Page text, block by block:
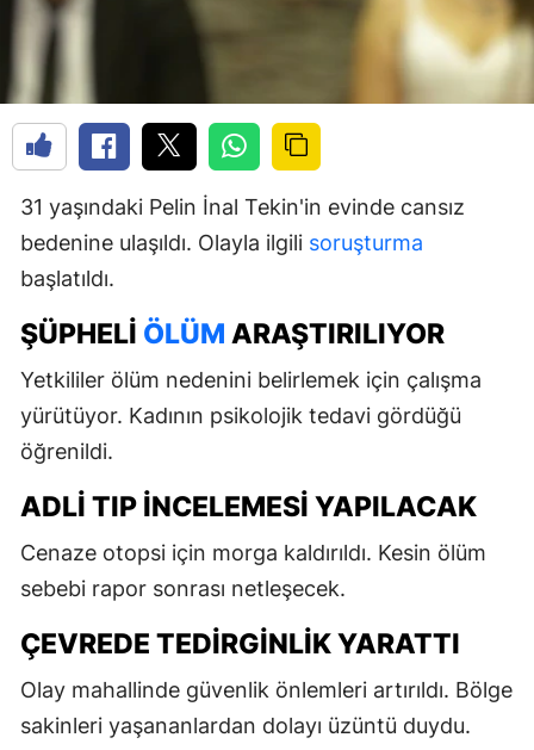
31 yaşındaki Pelin İnal Tekin'in evinde cansız
bedenine ulaşıldı. Olayla ilgili soruşturma
başlatıldı.
ŞÜPHELI ÖLÜM ARAŞTIRILIYOR
Yetkililer ölüm nedenini belirlemek için çalışma
yürütüyor. Kadının psikolojik tedavi gördüğü
öğrenildi.
ADLI TIP INCELEMESI YAPILACAK
Cenaze otopsi için morga kaldırıldı. Kesin ölüm
sebebi rapor sonrası netleşecek.
ÇEVREDE TEDIRGINLIK YARATTI
Olay mahallinde güvenlik önlemleri artırıldı. Bölge
sakinleri yaşananlardan dolayı üzüntü duydu.